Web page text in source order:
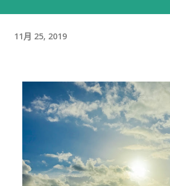
11月 25, 2019